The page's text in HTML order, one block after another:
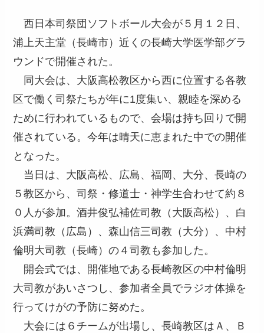
西日本司祭団ソフトボール大会が５月１２日、
浦上天主堂（長崎市）近くの長崎大学医学部グラ
ウンドで開催された。
同大会は、大阪高松教区から西に位置する各教
区で働く司祭たちが年に1度集い、親睦を深める
ために行われているもので、会場は持ち回りで開
催されている。今年は晴天に恵まれた中での開催
となった。
当日は、大阪高松、広島、福岡、大分、長崎の
５教区から、司祭・修道士・神学生合わせて約８
０人が参加。酒井俊弘補佐司教（大阪高松）、白
浜満司教（広島）、森山信三司教（大分）、中村
倫明大司教（長崎）の４司教も参加した。
開会式では、開催地である長崎教区の中村倫明
大司教があいさつし、参加者全員でラジオ体操を
行ってけがの予防に努めた。
大会には６チームが出場し、長崎教区はＡ、Ｂ